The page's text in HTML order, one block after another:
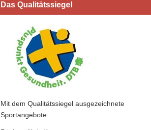
Das Qualitätssiegel
Mit dem Qualitätssiegel ausgezeichnete
Sportangebote: